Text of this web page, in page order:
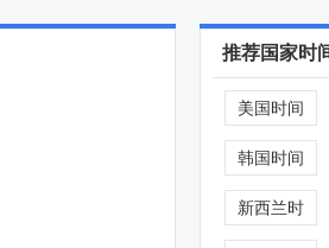
推荐国家时
美国时间
韩国时间
新西兰时